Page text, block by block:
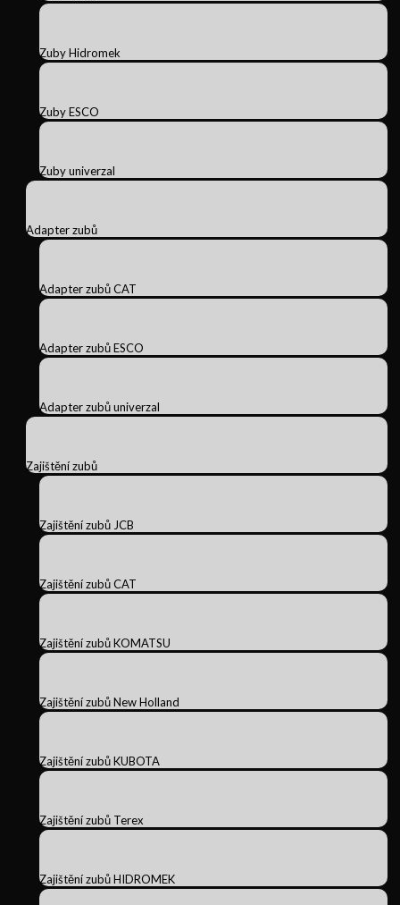
Zuby Hidromek
Zuby ESCO
Zuby univerzal
Adapter zubů
Adapter zubů CAT
Adapter zubů ESCO
Adapter zubů univerzal
Zajištění zubů
Zajištění zubů JCB
Zajištění zubů CAT
Zajištění zubů KOMATSU
Zajištění zubů New Holland
Zajištění zubů KUBOTA
Zajištění zubů Terex
Zajištění zubů HIDROMEK